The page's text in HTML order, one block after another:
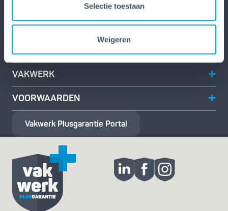
Selectie toestaan
Weigeren
2740 AA Waddinxveen
info@vakwerkplusgarantie.nl
088-0188188
VAKWERK
VOORWAARDEN
Vakwerk Plusgarantie Portal